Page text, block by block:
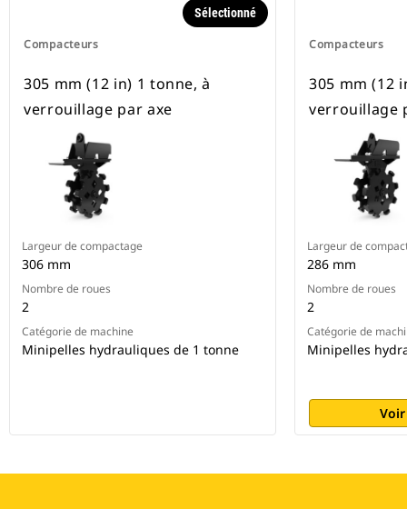
Compacteurs
Sélectionné
305 mm (12 in) 1 tonne, à
verrouillage par axe
Largeur de compactage
306 mm
Nombre de roues
2
Catégorie de machine
Minipelles hydrauliques de 1 tonne
Compacteurs
305 mm (12
verrouillage
Largeur de
286 mm
Nombre de roues
2
Catégorie de
Minipelles